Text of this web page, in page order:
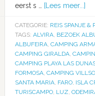
eerst s …
[Lees meer...]
CATEGORIE: REIS SPANJE
TAGS: ALVIRA, BEZOEK
ALBUFEIRA, CAMPING
CAMPING GIRALDA,
CAMPING PLAYA LAS
FORMOSA, CAMPING
SANTA MARIA, FARO, ISLA
TURISCAMPO, LUZ,